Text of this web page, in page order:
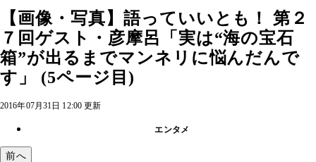
【画像・写真】語っていいとも！ 第２
７回ゲスト・彦摩呂「実は“海の宝石
箱”が出るまでマンネリに悩んだんで
す」 (5ページ目)
2016年07月31日 12:00 更新
エンタメ
前へ